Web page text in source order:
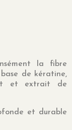
la fibre
de kératine,
et extrait de
et durable